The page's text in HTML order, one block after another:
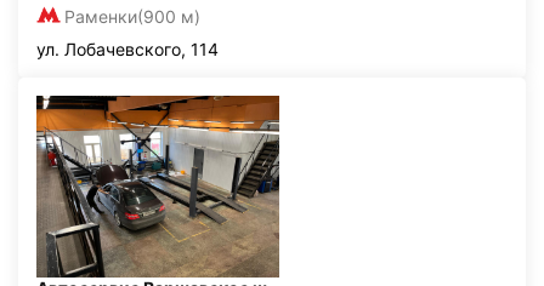
Раменки(900 м)
ул. Лобачевского, 114